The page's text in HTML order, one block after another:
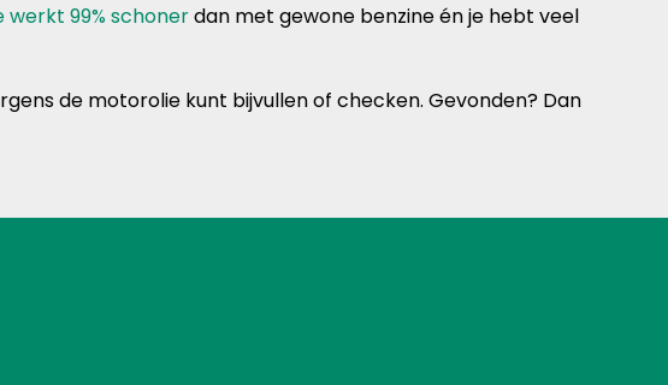
werkt 99% schonerdan met gewone benzine én je hebt veel
de motorolie kunt bijvullen of checken. Gevonden? Dan